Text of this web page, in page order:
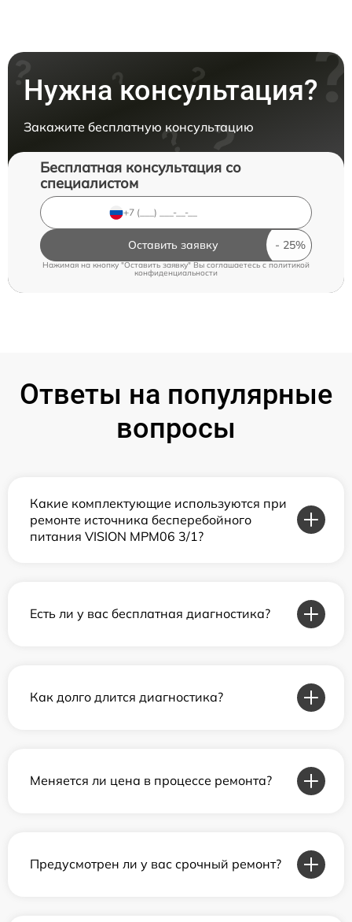
Нужна консультация?
Закажите бесплатную консультацию
Бесплатная консультация со
специалистом
Оставить заявку
Нажимая на кнопку "Оставить заявку" Вы соглашаетесь cполитикой
конфиденциальности
Ответы на популярные
вопросы
Какие комплектующие используются при
ремонте источника бесперебойного
питания VISION MPM06 3/1?
Есть ли у вас бесплатная диагностика?
Как долго длится диагностика?
Меняется ли цена в процессе ремонта?
Предусмотрен ли у вас срочный ремонт?